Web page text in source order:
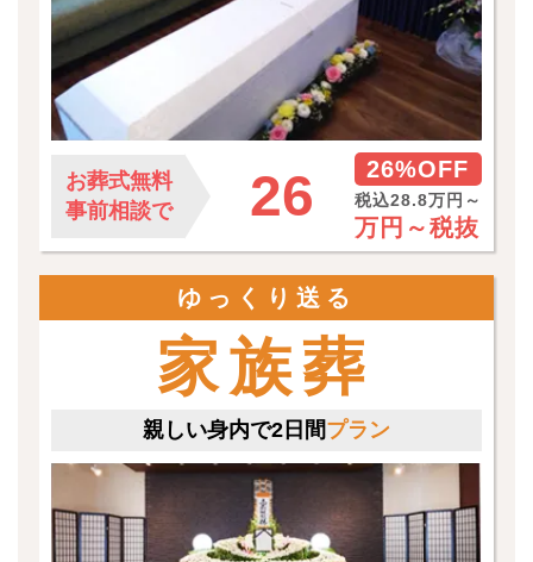
お葬式無料
事前相談で
26 26%OFF
税込28.8万円～
万円～税抜
ゆっくり送る
家族葬
親しい身内で2日間プラン